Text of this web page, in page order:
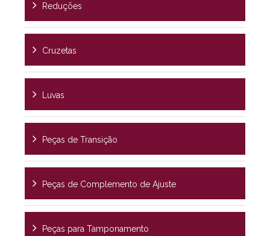
Reduções
Cruzetas
Luvas
Peças de Transição
Peças de Complemento de Ajuste
Peças para Tamponamento